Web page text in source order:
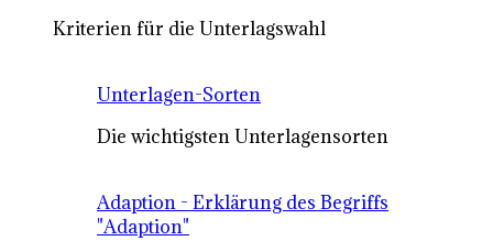
Kriterien für die Unterlagswahl
Unterlagen-Sorten
Die wichtigsten Unterlagensorten
Adaption - Erklärung des Begriffs
"Adaption"